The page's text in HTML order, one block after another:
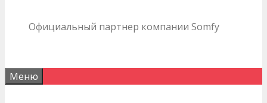
Официальный партнер компании Somfy
Меню